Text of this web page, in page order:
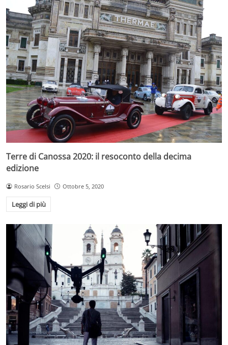
Terre di Canossa 2020: il resoconto della decima
edizione
Rosario Scelsi Ottobre 5, 2020
Leggi di più